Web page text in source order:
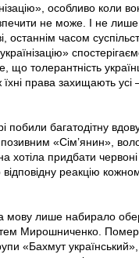
особливо коли
не може. І не
останнім часом
що толерантність
їхні права захищають
побили багатодітну
«Сім’янин»,
хотіла придбати
відповідну реакцію
мову лише набирало
Мирошниченко. Помер
«Бахмут